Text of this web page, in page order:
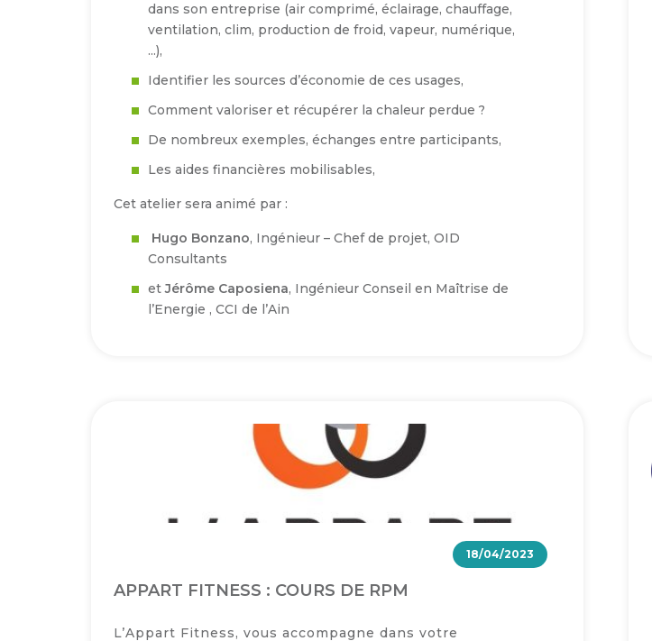
dans son entreprise (air comprimé, éclairage, chauffage,
ventilation, clim, production de froid, vapeur, numérique,
…),
Identifier les sources d’économie de ces usages,
Comment valoriser et récupérer la chaleur perdue ?
De nombreux exemples, échanges entre participants,
Les aides financières mobilisables,
Cet atelier sera animé par :
Hugo Bonzano, Ingénieur – Chef de projet, OID
Consultants
etJérôme Caposiena, Ingénieur Conseil en Maîtrise de
l’Energie , CCI de l’Ain
18/04/2023
APPART FITNESS : COURS DE RPM
L’Appart Fitness, vous accompagne dans votre